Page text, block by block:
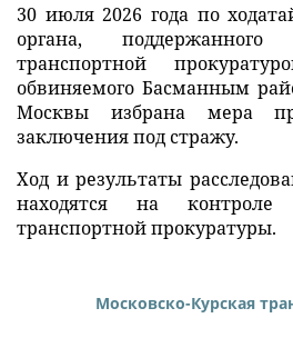
30 июля 2026 года по
органа, поддержанного
транспортной
обвиняемого Басманным
Москвы избрана мера
заключения под стражу.
Ход и результаты
находятся на контроле
транспортной прокуратуры.
Московско-Курская